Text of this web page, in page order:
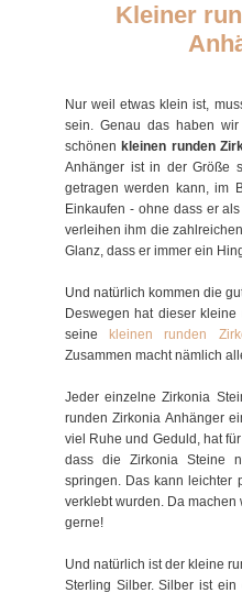
Kleiner
Nur weil etwas klein ist,
sein. Genau das haben
schönen kleinen runden
Anhänger ist in der Größe
getragen werden kann, im
Einkaufen - ohne dass er
verleihen ihm die
Glanz, dass er immer ein
Und natürlich kommen die
Deswegen hat dieser
seine
kleinen runden
Zusammen macht nämlich
Jeder einzelne Zirkonia
runden Zirkonia Anhänger
viel Ruhe und Geduld, hat
dass die Zirkonia Steine
springen. Das kann leichter
verklebt wurden. Da machen
gerne!
Und natürlich ist der kleine
Sterling Silber. Silber ist